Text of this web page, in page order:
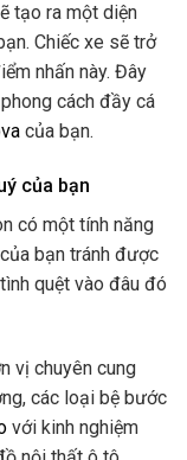
tạo ra một diện
Chiếc xe sẽ trở
nhấn này. Đây
cách đầy cá
của bạn.
của bạn
có một tính năng
bạn tránh được
quệt vào đâu đó
vị chuyên cung
các loại bệ bước
với kinh nghiệm